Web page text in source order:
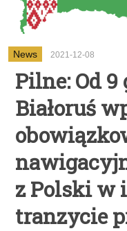
News 2021-12-08
Pilne: Od 9
Białoruś
z Polski w
tranzycie